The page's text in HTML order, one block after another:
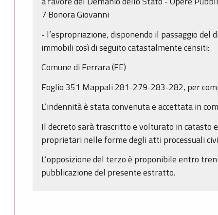
7 Bonora Giovanni
- l’espropriazione, disponendo il passaggio
immobili così di seguito catastalmente censiti:
Comune di Ferrara (FE)
Foglio 351 Mappali 281-279-283-282, per
L’indennità è stata convenuta e accettata in
Il decreto sarà trascritto e volturato in catasto
proprietari nelle forme degli atti processuali
L’opposizione del terzo è proponibile entro
pubblicazione del presente estratto.